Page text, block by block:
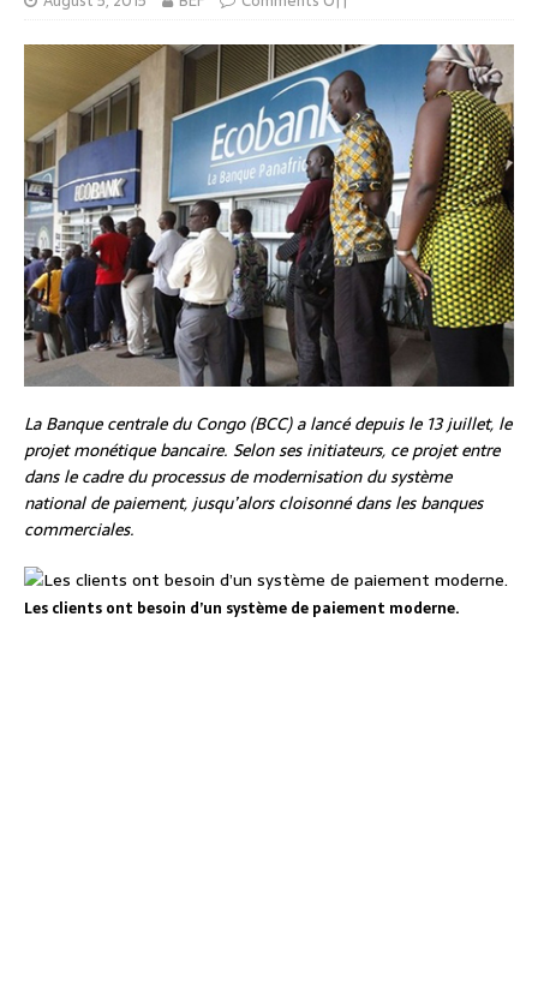
La Banque centrale du Congo (BCC) a lancé depuis le 13 juillet, le
projet monétique bancaire. Selon ses initiateurs, ce projet entre
dans le cadre du processus de modernisation du système
national de paiement, jusqu’alors cloisonné dans les banques
commerciales.
Les clients ont besoin d’un système de paiement moderne.